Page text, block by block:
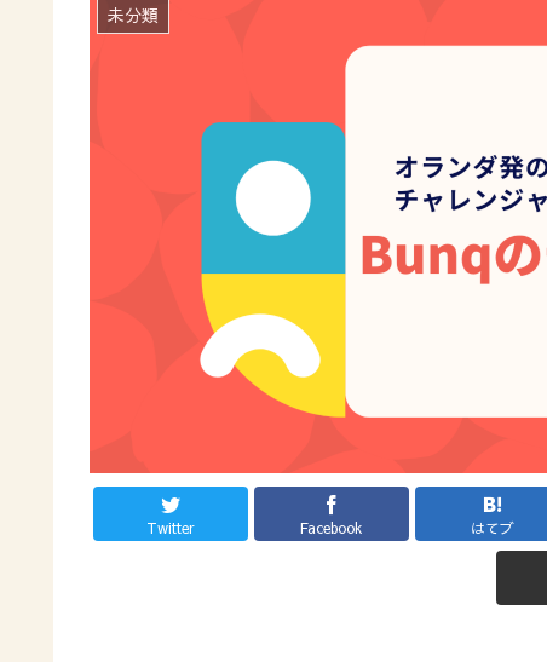
未分類
Twitter Facebook はてブ